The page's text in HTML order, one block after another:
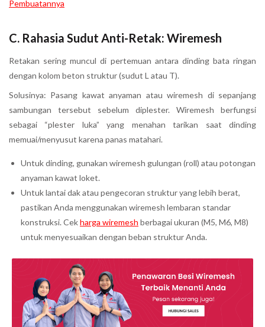
Pembuatannya
C. Rahasia Sudut Anti-Retak: Wiremesh
Retakan sering muncul di pertemuan antara dinding bata ringan
dengan kolom beton struktur (sudut L atau T).
Solusinya: Pasang kawat anyaman atau wiremesh di sepanjang
sambungan tersebut sebelum diplester. Wiremesh berfungsi
sebagai “plester luka” yang menahan tarikan saat dinding
memuai/menyusut karena panas matahari.
Untuk dinding, gunakan wiremesh gulungan (roll) atau potongan
anyaman kawat loket.
Untuk lantai dak atau pengecoran struktur yang lebih berat,
pastikan Anda menggunakan wiremesh lembaran standar
konstruksi. Cekharga wiremesh berbagai ukuran (M5, M6, M8)
untuk menyesuaikan dengan beban struktur Anda.